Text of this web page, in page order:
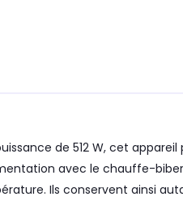
de 512 W, cet
avec le chauffe-
Ils conservent ainsi